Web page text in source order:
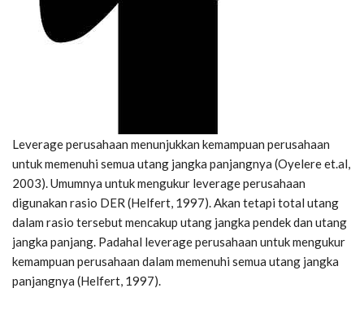
Leverage perusahaan menunjukkan kemampuan perusahaan
untuk memenuhi semua utang jangka panjangnya (Oyelere et.al,
2003). Umumnya untuk mengukur leverage perusahaan
digunakan rasio DER (Helfert, 1997). Akan tetapi total utang
dalam rasio tersebut mencakup utang jangka pendek dan utang
jangka panjang. Padahal leverage perusahaan untuk mengukur
kemampuan perusahaan dalam memenuhi semua utang jangka
panjangnya (Helfert, 1997).